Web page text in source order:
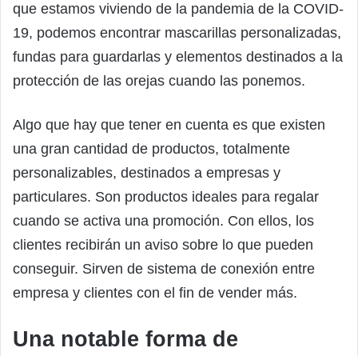
que estamos viviendo de la pandemia de la COVID-
19, podemos encontrar mascarillas personalizadas,
fundas para guardarlas y elementos destinados a la
protección de las orejas cuando las ponemos.
Algo que hay que tener en cuenta es que existen
una gran cantidad de productos, totalmente
personalizables, destinados a empresas y
particulares. Son productos ideales para regalar
cuando se activa una promoción. Con ellos, los
clientes recibirán un aviso sobre lo que pueden
conseguir. Sirven de sistema de conexión entre
empresa y clientes con el fin de vender más.
Una notable forma de